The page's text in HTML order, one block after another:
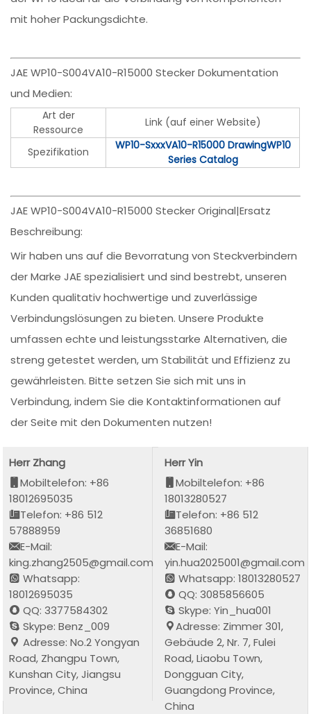
mit hoher Packungsdichte.
JAE WP10-S004VA10-R15000 Stecker Dokumentation
und Medien:
Art der
Ressource
Link (auf einer Website)
Spezifikation WP10-SxxxVA10-R15000 DrawingWP10
Series Catalog
JAE WP10-S004VA10-R15000 Stecker Original|Ersatz
Beschreibung:
Wir haben uns auf die Bevorratung von Steckverbindern
der Marke JAE spezialisiert und sind bestrebt, unseren
Kunden qualitativ hochwertige und zuverlässige
Verbindungslösungen zu bieten. Unsere Produkte
umfassen echte und leistungsstarke Alternativen, die
streng getestet werden, um Stabilität und Effizienz zu
gewährleisten. Bitte setzen Sie sich mit uns in
Verbindung, indem Sie die Kontaktinformationen auf
der Seite mit den Dokumenten nutzen!
Herr Zhang
Mobiltelefon: +86
18012695035
Telefon: +86 512
57888959
E-Mail:
king.zhang2505@gmail.com
Whatsapp:
18012695035
QQ: 3377584302
Skype: Benz_009
Adresse: No.2 Yongyan
Road, Zhangpu Town,
Kunshan City, Jiangsu
Province, China
Herr Yin
Mobiltelefon: +86
18013280527
Telefon: +86 512
36851680
E-Mail:
yin.hua2025001@gmail.com
Whatsapp: 18013280527
QQ: 3085856605
Skype: Yin_hua001
Adresse: Zimmer 301,
Gebäude 2, Nr. 7, Fulei
Road, Liaobu Town,
Dongguan City,
Guangdong Province,
China